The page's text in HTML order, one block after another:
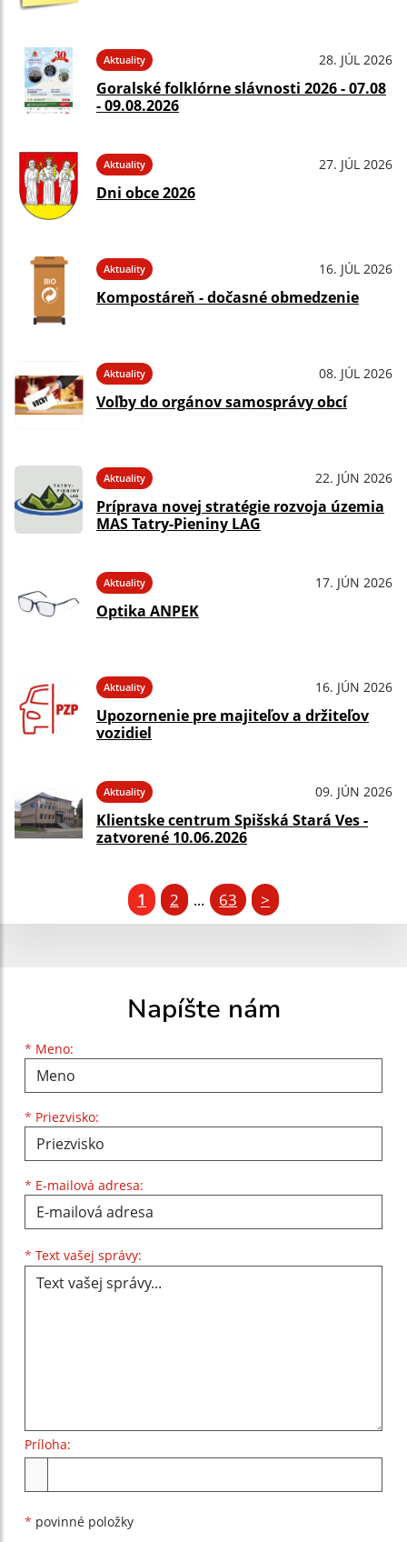
Aktuality 28. JÚL 2026
Goralské folklórne slávnosti 2026 - 07.08
- 09.08.2026
Aktuality 27. JÚL 2026
Dni obce 2026
Aktuality 16. JÚL 2026
Kompostáreň - dočasné obmedzenie
Aktuality 08. JÚL 2026
Voľby do orgánov samosprávy obcí
Aktuality 22. JÚN 2026
Príprava novej stratégie rozvoja územia
MAS Tatry-Pieniny LAG
Aktuality 17. JÚN 2026
Optika ANPEK
Aktuality 16. JÚN 2026
Upozornenie pre majiteľov a držiteľov
vozidiel
Aktuality 09. JÚN 2026
Klientske centrum Spišská Stará Ves -
zatvorené 10.06.2026
1 2 ... 63 >
Napíšte nám
* Meno:
Meno
* Priezvisko:
Priezvisko
* E-mailová adresa:
E-mailová adresa
* Text vašej správy:
Príloha:
* povinné položky